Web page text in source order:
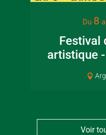
Du 8
Festival
artistique
Voir